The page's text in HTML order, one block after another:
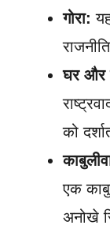
गोरा:
घर और
को
एक
अनोखे